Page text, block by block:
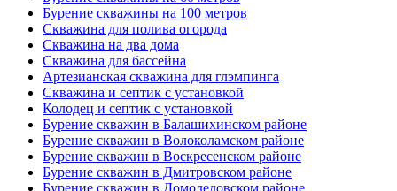
Бурение скважины на 100 метров
Скважина для полива огорода
Скважина на два дома
Скважина для бассейна
Артезианская скважина для глэмпинга
Скважина и септик с установкой
Колодец и септик с установкой
Бурение скважин в Балашихинском районе
Бурение скважин в Волоколамском районе
Бурение скважин в Воскресенском районе
Бурение скважин в Дмитровском районе
Бурение скважин в Домодедовском районе